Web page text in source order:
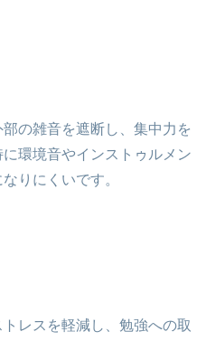
の雑音を遮断し、集中力を
環境音やインストゥルメン
りにくいです。
レスを軽減し、勉強への取